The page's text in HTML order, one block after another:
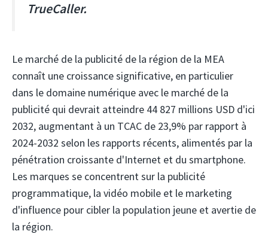
TrueCaller.
Le marché de la publicité de la région de la MEA
connaît une croissance significative, en particulier
dans le domaine numérique avec le marché de la
publicité qui devrait atteindre 44 827 millions USD d'ici
2032, augmentant à un TCAC de 23,9% par rapport à
2024-2032 selon les rapports récents, alimentés par la
pénétration croissante d'Internet et du smartphone.
Les marques se concentrent sur la publicité
programmatique, la vidéo mobile et le marketing
d'influence pour cibler la population jeune et avertie de
la région.